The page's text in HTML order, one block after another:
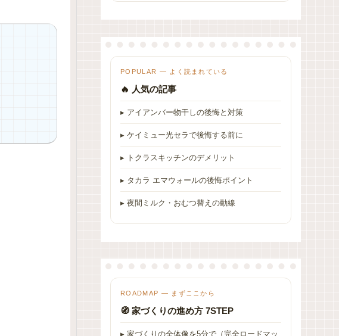
POPULAR — よく読まれている
🔥 人気の記事
▸ アイアンバー物干しの後悔と対策
▸ ケイミュー光セラで後悔する前に
▸ トクラスキッチンのデメリット
▸ タカラ エマウォールの後悔ポイント
▸ 夜間ミルク・おむつ替えの動線
ROADMAP — まずここから
🧭 家づくりの進め方 7STEP
▸ 家づくりの全体像を5分で（完全ロードマッ